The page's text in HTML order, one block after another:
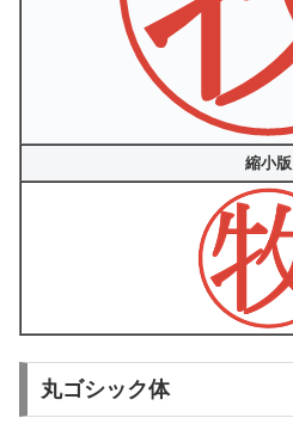
縮小版
丸ゴシック体